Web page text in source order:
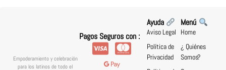
Empoderamiento y celebración
para los latinos de todo el
Menú
Home
¿ Quiénes
Somos?
Ayuda
Aviso Legal
Política de
Privacidad
Pagos Seguros con :